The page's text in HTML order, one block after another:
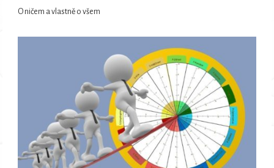
O ničem a vlastně o všem